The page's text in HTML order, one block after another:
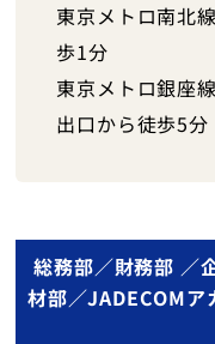
東京メトロ南北
歩1分
東京メトロ銀座
出口から徒歩5分
総務部／財務部 ／
材部／JADECOMア